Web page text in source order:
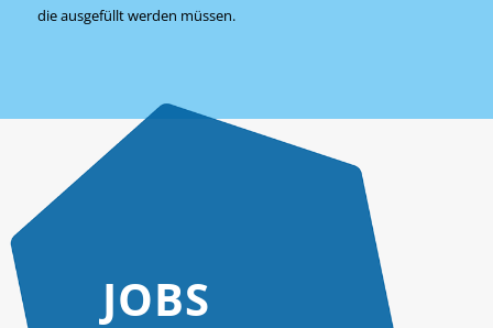
die ausgefüllt werden müssen.
JOBS